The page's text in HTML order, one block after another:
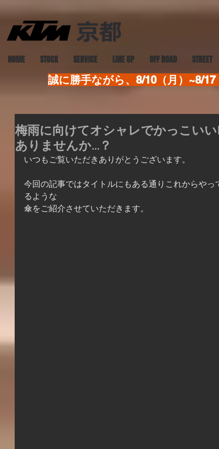
HOME STOCK SERVICE LINE UP OFF ROAD STREET
誠に勝手ながら、8/10（月）~8/
梅雨に向けてオシャレでかっこい
ありませんか…？
いつもご覧いただきありがとうございます。
今回の記事ではタイトルにもある通りこれからやっ
るような
傘をご紹介させていただきます。